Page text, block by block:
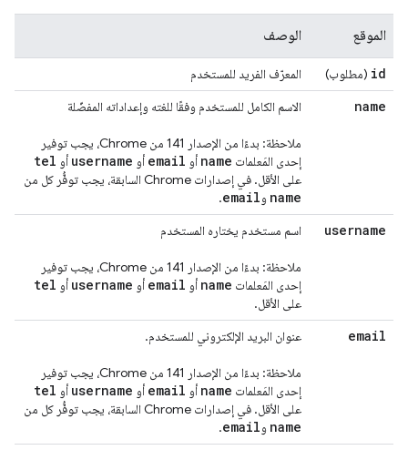
الموقع الوصف
id (مطلوب) المعرّف الفريد للمستخدم
name الاسم الكامل للمستخدم وفقًا للغته وإعداداته المفضّلة
ملاحظة: بدءًا من الإصدار 141 من Chrome، يجب توفير
إحدى المَعلمات name أو email أو username أو tel
على الأقل. في إصدارات Chrome السابقة، يجب توفُّر كل من
name وemail
.
username اسم مستخدم يختاره المستخدم
ملاحظة: بدءًا من الإصدار 141 من Chrome، يجب توفير
إحدى المَعلمات name أو email أو username أو tel
على الأقل.
email عنوان البريد الإلكتروني للمستخدم.
ملاحظة: بدءًا من الإصدار 141 من Chrome، يجب توفير
إحدى المَعلمات name أو email أو username أو tel
على الأقل. في إصدارات Chrome السابقة، يجب توفُّر كل من
name وemail
.